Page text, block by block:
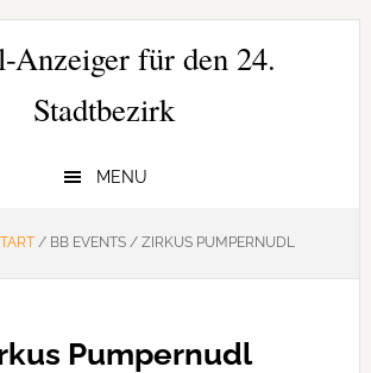
Anzeiger für den 24.
Stadtbezirk
MENU
/BB EVENTS /ZIRKUS PUMPERNUDL
Pumpernudl